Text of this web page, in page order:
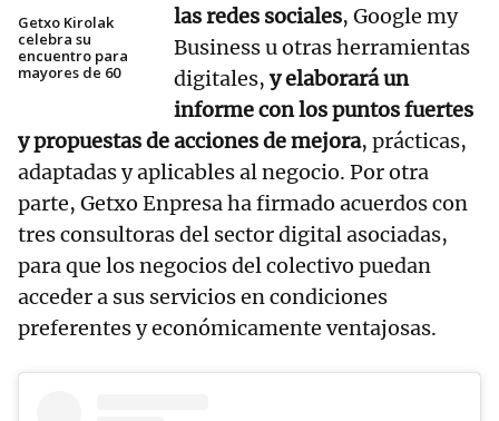
Getxo Kirolak
celebra su
encuentro para
mayores de 60
las redes sociales, Google my
Business u otras herramientas
digitales, y elaborará un
informe con los puntos fuertes
y propuestas de acciones de mejora, prácticas,
adaptadas y aplicables al negocio. Por otra
parte, Getxo Enpresa ha firmado acuerdos con
tres consultoras del sector digital asociadas,
para que los negocios del colectivo puedan
acceder a sus servicios en condiciones
preferentes y económicamente ventajosas.